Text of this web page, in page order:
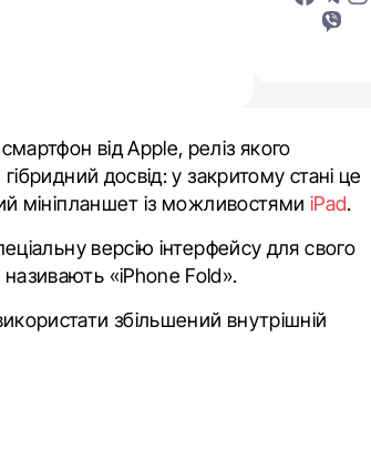
від Apple, реліз якого
досвід: у закритому стані це
мініпланшет із можливостями iPad.
версію інтерфейсу для свого
«iPhone Fold».
збільшений внутрішній